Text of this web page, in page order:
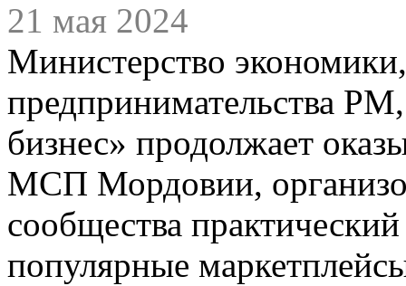
21 мая 2024
Министерство
предпринимательства
бизнес» продолжает
МСП Мордовии,
сообщества
популярные